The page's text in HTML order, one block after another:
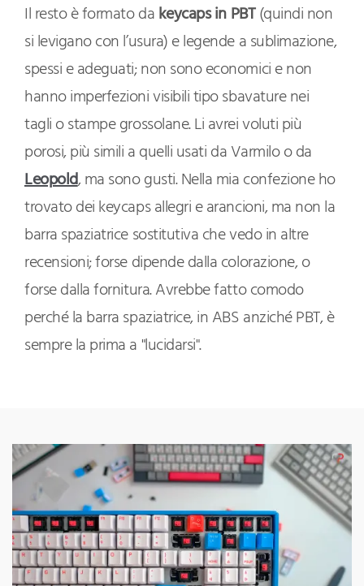
Il resto è formato dakeycaps in PBT(quindi non
si levigano con l’usura) e legende a sublimazione,
spessi e adeguati; non sono economici e non
hanno imperfezioni visibili tipo sbavature nei
tagli o stampe grossolane. Li avrei voluti più
porosi, più simili a quelli usati da Varmilo o da
Leopold, ma sono gusti. Nella mia confezione ho
trovato dei keycaps allegri e arancioni, ma non la
barra spaziatrice sostitutiva che vedo in altre
recensioni; forse dipende dalla colorazione, o
forse dalla fornitura. Avrebbe fatto comodo
perché la barra spaziatrice, in ABS anziché PBT, è
sempre la prima a "lucidarsi".